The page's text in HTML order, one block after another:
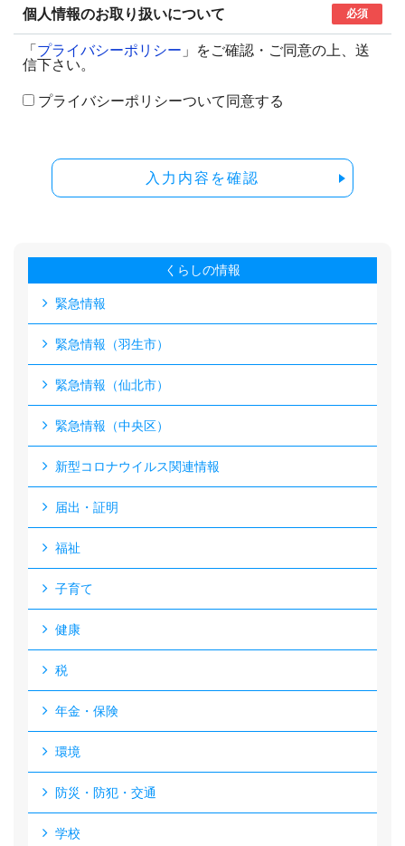
個人情報のお取り扱いについて 必須
「 プライバシーポリシー 」をご確認・ご同意の上、送
信下さい。
プライバシーポリシーついて同意する
入力内容を確認
くらしの情報
緊急情報
緊急情報（羽生市）
緊急情報（仙北市）
緊急情報（中央区）
新型コロナウイルス関連情報
届出・証明
福祉
子育て
健康
税
年金・保険
環境
防災・防犯・交通
学校